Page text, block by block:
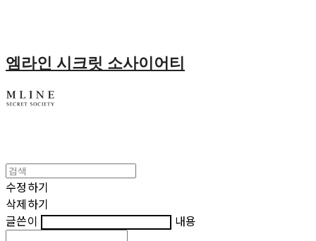
엠라인 시크릿 소사이어티
수정하기
삭제하기
글쓴이
내용